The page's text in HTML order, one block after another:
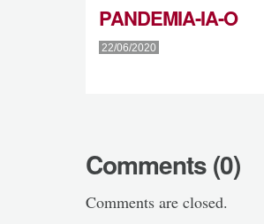
PANDEMIA-IA-O
22/06/2020
Comments (0)
Comments are closed.